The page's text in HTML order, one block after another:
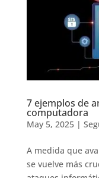
7 ejemplos de
computadora
May 5, 2025|
A medida que
se vuelve más